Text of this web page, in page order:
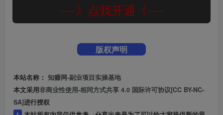
----》点我开通《----
版权声明
本站名称： 知赚网-副业项目实操基地
本文采用非商业性使用-相同方式共享 4.0 国际许可协议[CC BY-NC-
SA]进行授权